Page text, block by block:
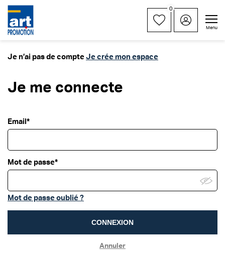
0
Menu
Je n’ai pas de compte Je crée mon espace
Je me connecte
Email*
Mot de passe*
Mot de passe oublié ?
CONNEXION
Annuler